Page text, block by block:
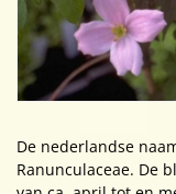
De nederlandse
Ranunculaceae. De